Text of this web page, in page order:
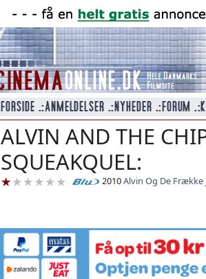
ALVIN AND THE
SQUEAKQUEL:
2010Alvin Og De Frække